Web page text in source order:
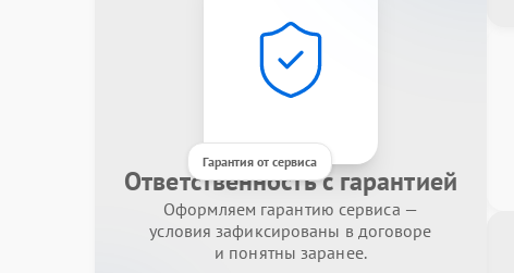
Гарантия от сервиса
Ответственность с гарантией
Оформляем гарантию сервиса —
условия зафиксированы в договоре
и понятны заранее.